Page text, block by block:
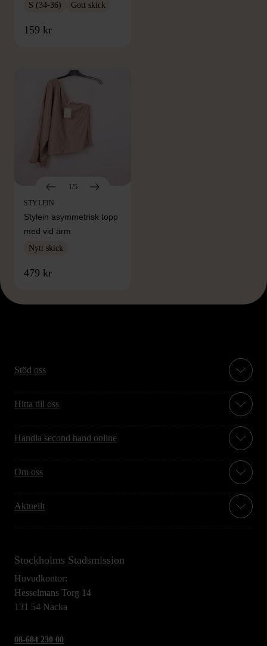
S (34-36) Gott skick
159 kr
FRÅN SAMMA VARUMÄRKE
1/5
STYLEIN
Stylein asymmetrisk topp
med vid ärm
Nytt skick
479 kr
Stöd oss
Hitta till oss
Handla second hand online
Om oss
Aktuellt
Stockholms Stadsmission
Huvudkontor:
Hesselmans Torg 14
131 54 Nacka
08-684 230 00